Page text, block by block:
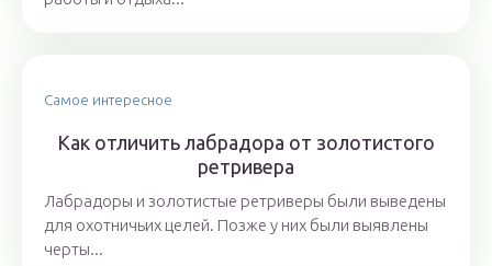
Самое интересное
Как отличить лабрадора от золотистого
ретривера
Лабрадоры и золотистые ретриверы были выведены
для охотничьих целей. Позже у них были выявлены
черты...